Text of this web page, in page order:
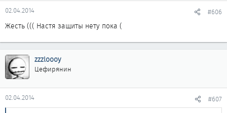
02.04.2014 #606
Жесть ((( Настя защиты нету пока (
zzzloooy
Цефирянин
02.04.2014 #607